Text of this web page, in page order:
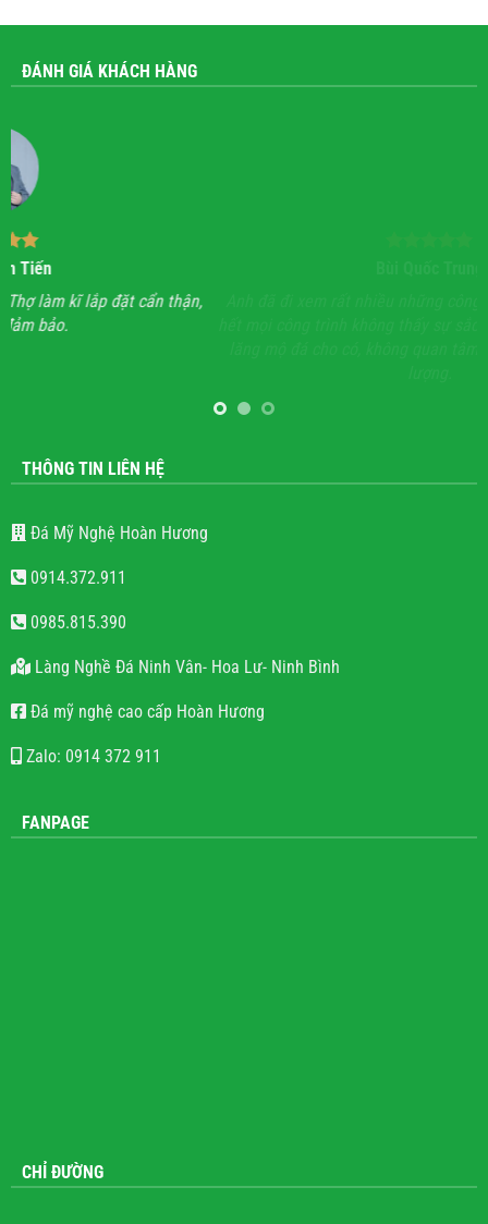
ĐÁNH GIÁ KHÁCH HÀNG
Anh đã đi xem rất nhiều những công trình lăng mộ đá, hầu
hết mọi công trình không thấy sự sắc sảo, tinh tế, họ chỉ làm
THÔNG TIN LIÊN HỆ
Đá Mỹ Nghệ Hoàn Hương
0914.372.911
0985.815.390
Làng Nghề Đá Ninh Vân- Hoa Lư- Ninh Bình
Đá mỹ nghệ cao cấp Hoàn Hương
Zalo: 0914 372 911
FANPAGE
CHỈ ĐƯỜNG